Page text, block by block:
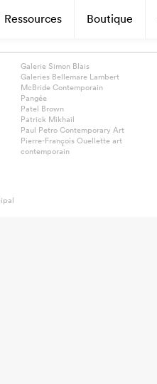
Ressources Boutique
Galerie Simon Blais
Galeries Bellemare Lambert
McBride Contemporain
Pangée
Patel Brown
Patrick Mikhail
Paul Petro Contemporary Art
Pierre-François Ouellette art
contemporain